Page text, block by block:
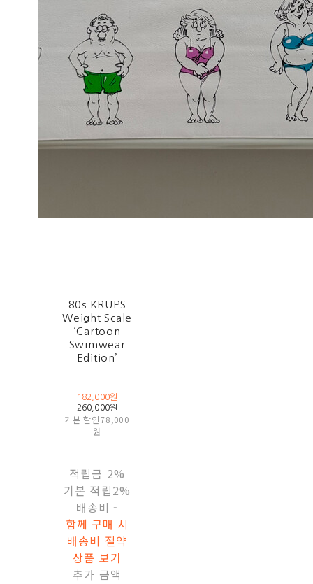
80s KRUPS
Weight Scale
‘Cartoon
Swimwear
Edition’
182,000원
260,000원
기본 할인78,000
원
적립금 2%
기본 적립2%
배송비 -
함께 구매 시
배송비 절약
상품 보기
추가 금액